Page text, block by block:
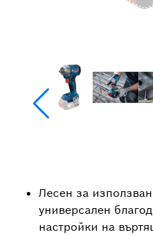
Лесен за
универсален
настройки на